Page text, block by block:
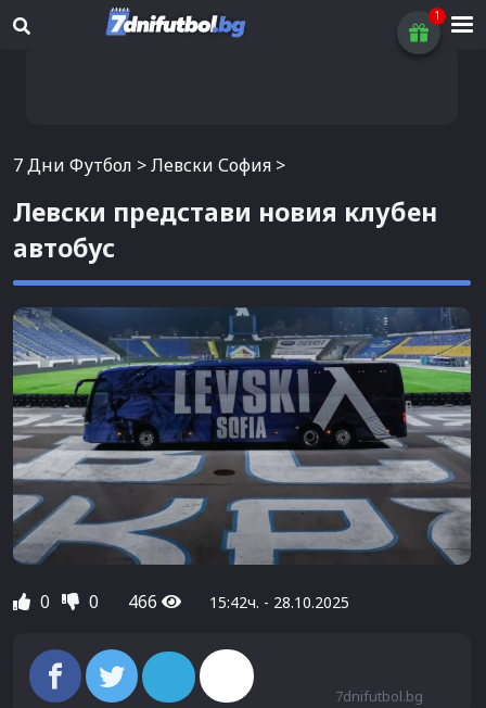
7 Дни Футбол >Левски София >
Левски представи новия клубен
автобус
0 0 466 15:42ч. - 28.10.2025
7dnifutbol.bg